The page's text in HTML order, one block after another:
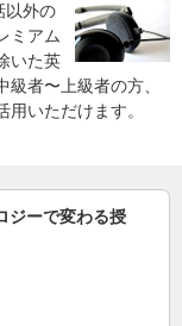
以外の
ミアム
いた英
者〜上級者の方、
いただけます。
ーで変わる授